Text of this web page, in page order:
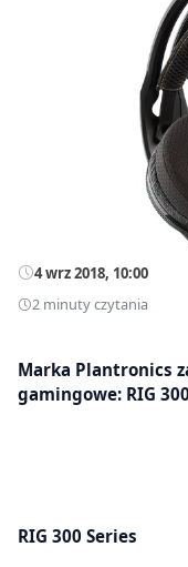
4 wrz 2018, 10:00
2 minuty czytania
Marka Plantronics
gamingowe: RIG
RIG 300 Series